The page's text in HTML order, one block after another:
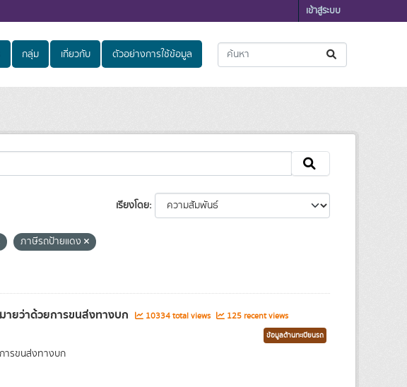
เข้าสู่ระบบ
กลุ่ม เกี่ยวกับ ตัวอย่างการใช้ข้อมูล
เรียงโดย
ภาษีรถป้ายแดง
ายว่าด้วยการขนส่งทางบก 10334 total views 125 recent views
ข้อมูลด้านทะเบียนรถ
ารขนส่งทางบก